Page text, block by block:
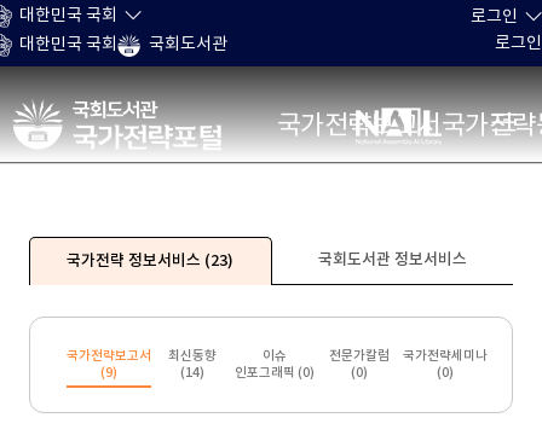
본문 바로가기
대한민국 국회
대한민국 국회
국회도서관
로그인
로그인
국가전략포털 국가전략보고서국가전략
국가전략 정보서비스 (23) 국회도서관 정보서비스
국가전략보고서
(9)
최신동향
(14)
이슈
인포그래픽 (0)
전문가칼럼
(0)
국가전략세미나
(0)